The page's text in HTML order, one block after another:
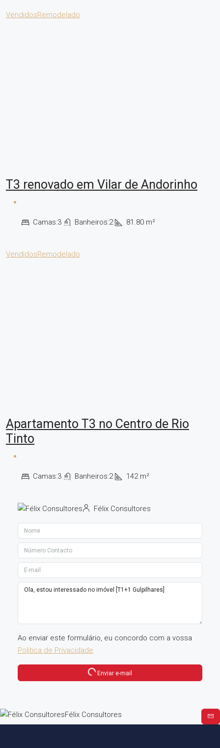
VendidosRemodelado
T3 renovado em Vilar de Andorinho
Camas:3 Banheiros:2 81.80 m²
VendidosRemodelado
Apartamento T3 no Centro de Rio
Tinto
Camas:3 Banheiros:2 142 m²
Félix Consultores
Ao enviar este formulário, eu concordo com a vossa
Política de Privacidade
Enviar e-mail
Félix Consultores